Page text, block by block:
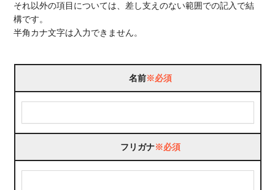
それ以外の項目については、差し支えのない範囲での記入で結
構です。
半角カナ文字は入力できません。
名前※必須
フリガナ※必須